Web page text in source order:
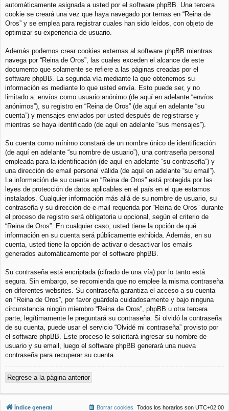
automáticamente asignada a usted por el software phpBB. Una tercera
cookie se creará una vez que haya navegado por temas en “Reina de
Oros” y se emplea para registrar cuales han sido leídos, con objeto de
optimizar su experiencia de usuario.
Además podemos crear cookies externas al software phpBB mientras
navega por “Reina de Oros”, las cuales exceden el alcance de este
documento que solamente se refiere a las páginas creadas por el
software phpBB. La segunda vía mediante la que obtenemos su
información es mediante lo que usted envía. Esto puede ser, y no
limitado a: envíos como usuario anónimo (de aquí en adelante “envíos
anónimos”), su registro en “Reina de Oros” (de aquí en adelante “su
cuenta”) y mensajes enviados por usted después de registrarse y
mientras se haya identificado (de aquí en adelante “sus mensajes”).
Su cuenta como mínimo constará de un nombre único de identificación
(de aquí en adelante “su nombre de usuario”), una contraseña personal
empleada para la identificación (de aquí en adelante “su contraseña”) y
una dirección de email personal válida (de aquí en adelante “su email”).
La información de su cuenta en “Reina de Oros” está protegida por las
leyes de protección de datos aplicables en el país en el que estamos
instalados. Cualquier información más allá de su nombre de usuario, su
contraseña y su dirección de e-mail requerida por “Reina de Oros” durante
el proceso de registro será obligatoria u opcional, según el criterio de
“Reina de Oros”. En cualquier caso, usted tiene la opción de qué
información en su cuenta será públicamente exhibida. Además, en su
cuenta, usted tiene la opción de activar o desactivar los emails
generados automáticamente por el software phpBB.
Su contraseña está encriptada (cifrado de una vía) por lo tanto está
segura. Sin embargo, se recomienda que no emplee la misma contraseña
en diferentes websites. Su contraseña garantiza el acceso a su cuenta
en “Reina de Oros”, por favor guárdela cuidadosamente y bajo ninguna
circunstancia ningún miembro “Reina de Oros”, phpBB u otra tercera
parte, legítimamente le preguntará su contraseña. Si olvidó la contraseña
de su cuenta, puede usar el servicio “Olvidé mi contraseña” provisto por
el software phpBB. Este proceso le solicitará ingresar su nombre de
usuario y su email, luego el software phpBB generará una nueva
contraseña para recuperar su cuenta.
Regrese a la página anterior
Índice general Todos los horarios son UTC+02:00
Borrar cookies